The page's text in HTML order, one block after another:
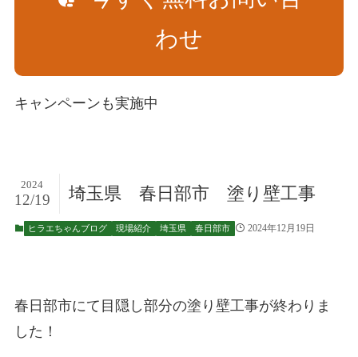
わせ
キャンペーンも実施中
埼玉県 春日部市 塗り壁工事
2024
12/19
ヒラエちゃんブログ 現場紹介 埼玉県 春日部市 2024年12月19日
春日部市にて目隠し部分の塗り壁工事が終わりま
した！